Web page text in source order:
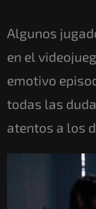
Algunos
en el
emotivo
todas las
atentos a los